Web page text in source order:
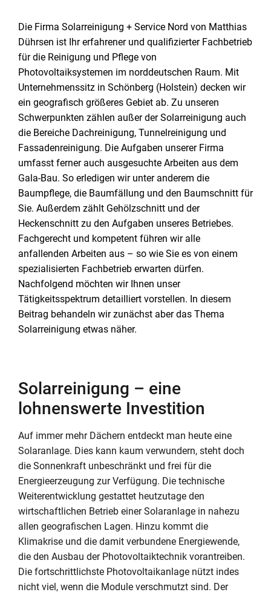
Die Firma Solarreinigung + Service Nord von Matthias
Dührsen ist Ihr erfahrener und qualifizierter Fachbetrieb
für die Reinigung und Pflege von
Photovoltaiksystemen im norddeutschen Raum. Mit
Unternehmenssitz in Schönberg (Holstein) decken wir
ein geografisch größeres Gebiet ab. Zu unseren
Schwerpunkten zählen außer der Solarreinigung auch
die Bereiche Dachreinigung, Tunnelreinigung und
Fassadenreinigung. Die Aufgaben unserer Firma
umfasst ferner auch ausgesuchte Arbeiten aus dem
Gala-Bau. So erledigen wir unter anderem die
Baumpflege, die Baumfällung und den Baumschnitt für
Sie. Außerdem zählt Gehölzschnitt und der
Heckenschnitt zu den Aufgaben unseres Betriebes.
Fachgerecht und kompetent führen wir alle
anfallenden Arbeiten aus – so wie Sie es von einem
spezialisierten Fachbetrieb erwarten dürfen.
Nachfolgend möchten wir Ihnen unser
Tätigkeitsspektrum detailliert vorstellen. In diesem
Beitrag behandeln wir zunächst aber das Thema
Solarreinigung etwas näher.
Solarreinigung – eine
lohnenswerte Investition
Auf immer mehr Dächern entdeckt man heute eine
Solaranlage. Dies kann kaum verwundern, steht doch
die Sonnenkraft unbeschränkt und frei für die
Energieerzeugung zur Verfügung. Die technische
Weiterentwicklung gestattet heutzutage den
wirtschaftlichen Betrieb einer Solaranlage in nahezu
allen geografischen Lagen. Hinzu kommt die
Klimakrise und die damit verbundene Energiewende,
die den Ausbau der Photovoltaiktechnik vorantreiben.
Die fortschrittlichste Photovoltaikanlage nützt indes
nicht viel, wenn die Module verschmutzt sind. Der